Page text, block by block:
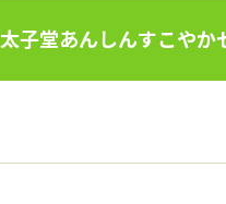
太子堂あんしんすこや